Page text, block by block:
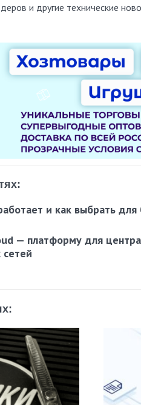
и другие технические
и как выбрать для
— платформу для